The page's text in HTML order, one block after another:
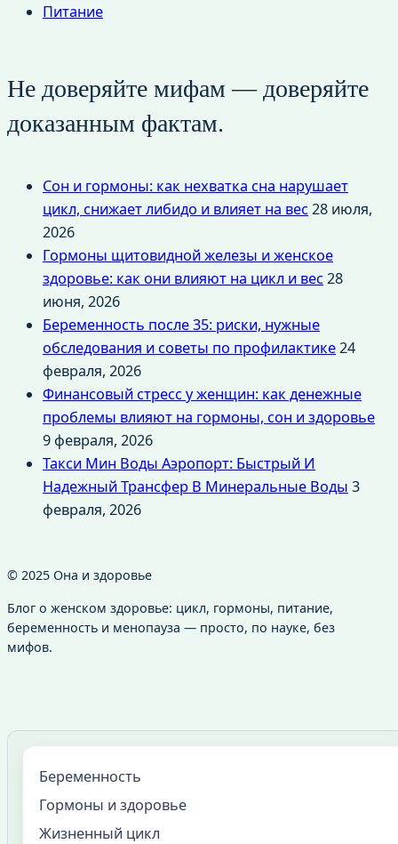
Питание
Не доверяйте мифам — доверяйте
доказанным фактам.
Сон и гормоны: как нехватка сна нарушает
цикл, снижает либидо и влияет на вес28 июля,
2026
Гормоны щитовидной железы и женское
здоровье: как они влияют на цикл и вес28
июня, 2026
Беременность после 35: риски, нужные
обследования и советы по профилактике24
февраля, 2026
Финансовый стресс у женщин: как денежные
проблемы влияют на гормоны, сон и здоровье
9 февраля, 2026
Такси Мин Воды Аэропорт: Быстрый И
Надежный Трансфер В Минеральные Воды 3
февраля, 2026
© 2025 Она и здоровье
Блог о женском здоровье: цикл, гормоны, питание,
беременность и менопауза — просто, по науке, без
мифов.
Беременность
Гормоны и здоровье
Жизненный цикл